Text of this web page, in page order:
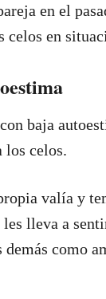
en el
celos en
baja
los celos.
valía y
lleva a
como